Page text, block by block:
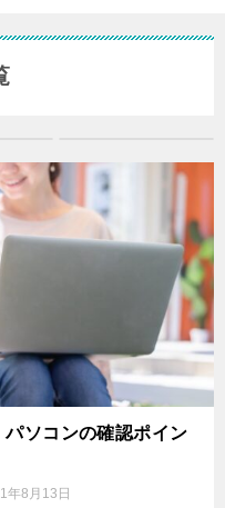
ソコンの確認ポイン
年8月13日